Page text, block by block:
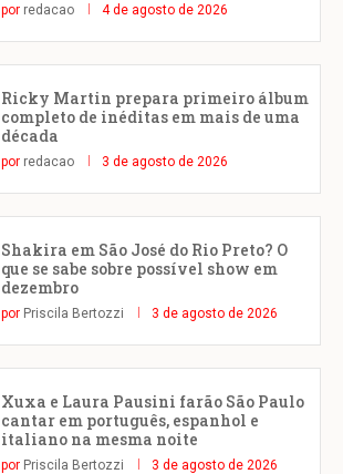
por redacao 4 de agosto de 2026
Ricky Martin prepara primeiro álbum
completo de inéditas em mais de uma
década
por redacao 3 de agosto de 2026
Shakira em São José do Rio Preto? O
que se sabe sobre possível show em
dezembro
por Priscila Bertozzi 3 de agosto de 2026
Xuxa e Laura Pausini farão São Paulo
cantar em português, espanhol e
italiano na mesma noite
por Priscila Bertozzi 3 de agosto de 2026